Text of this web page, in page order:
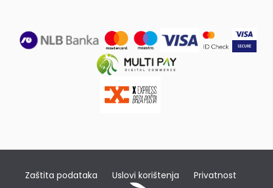
Zaštita podataka Uslovi korištenja Privatnost